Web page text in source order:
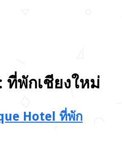
ที่พักเชียงใหม่
Hotel ที่พัก